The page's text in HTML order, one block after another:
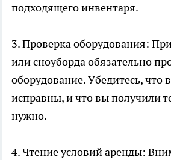
подходящего инвентаря.
3. Проверка оборудования:
или сноуборда обязательно
оборудование. Убедитесь, что
исправны, и что вы получили
нужно.
4. Чтение условий аренды: